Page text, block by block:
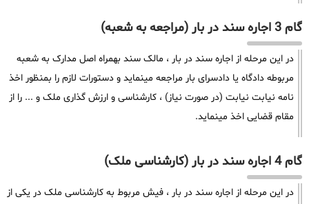
گام 3 اجاره سند در بار (مراجعه به شعبه)
در این مرحله از اجاره سند در بار ، مالک سند بهمراه اصل مدارک به شعبه
مربوطه دادگاه یا دادسرای بار مراجعه مینماید و دستورات لازم را بمنظور اخذ
نامه نیابت نیابت (در صورت نیاز) ، کارشناسی و ارزش گذاری ملک و ... را از
مقام قضایی اخذ مینماید.
گام 4 اجاره سند در بار (کارشناسی ملک)
در این مرحله از اجاره سند در بار ، فیش مربوط به کارشناسی ملک در یکی از